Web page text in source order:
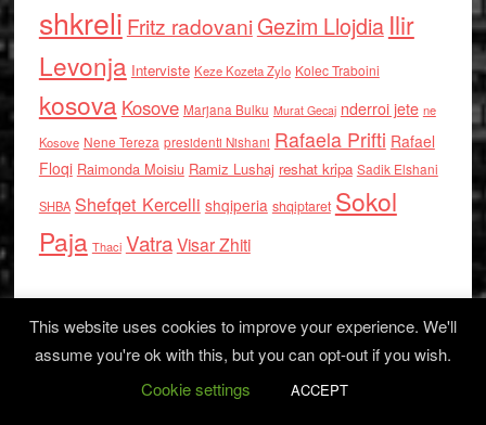
shkreli Fritz radovaniGezim Llojdia Ilir
Levonja Interviste Keze Kozeta Zylo Kolec Traboini
kosova Kosove Marjana Bulku Murat Gecaj nderroi jete ne
Kosove Nene Tereza presidenti Nishani Rafaela Prifti Rafael
Floqi Raimonda Moisiu Ramiz Lushaj reshat kripa Sadik Elshani
SHBA Shefqet Kercelli shqiperia shqiptaret Sokol
Paja Thaci VatraVisar Zhiti
Log in
This website uses cookies to improve your experience. We'll
assume you're ok with this, but you can opt-out if you wish.
Cookie settings
ACCEPT